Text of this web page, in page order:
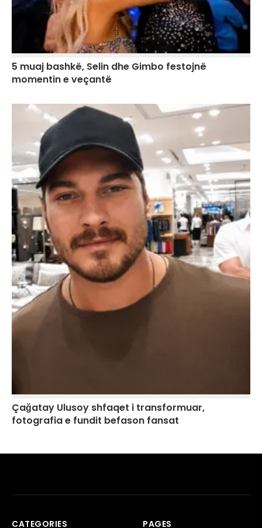
5 muaj bashkë, Selin dhe Gimbo festojnë
momentin e veçantë
Çağatay Ulusoy shfaqet i transformuar,
fotografia e fundit befason fansat
CATEGORIES PAGES